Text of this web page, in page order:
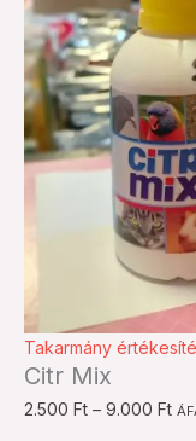
Takarmány
Citr Mix
2.500 Ft – 9.000 Ft-
Citr
Mix
mennyiség